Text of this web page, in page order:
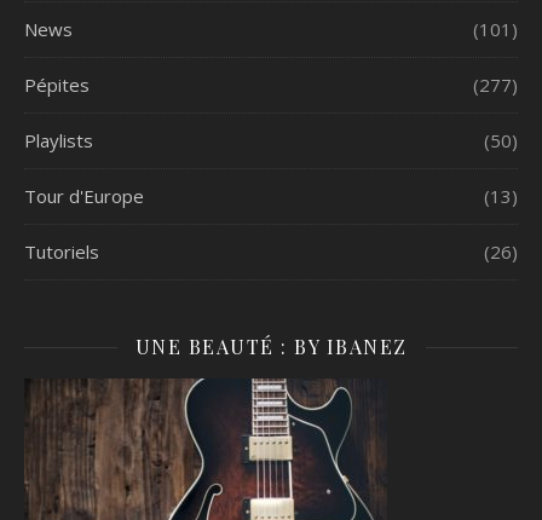
News (101)
Pépites (277)
Playlists (50)
Tour d'Europe (13)
Tutoriels (26)
UNE BEAUTÉ : BY IBANEZ